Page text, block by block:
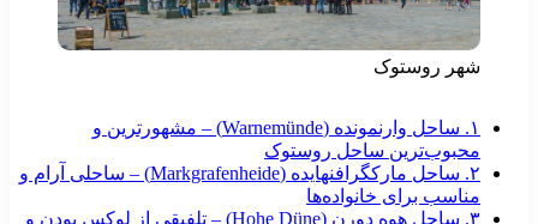
شهر روستوک
۱. ساحل وارنمونده (Warnemünde) – مشهورترین و
محبوب‌ترین ساحل روستوک
۲. ساحل مارکگرافنهایده (Markgrafenheide) – ساحلی آرام و
مناسب برای خانواده‌ها
۳. ساحل هوه دورن (Hohe Düne) – تلفیقی از لوکس بودن و